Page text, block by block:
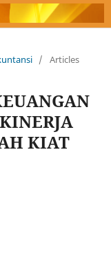
/ Articles
KIAT